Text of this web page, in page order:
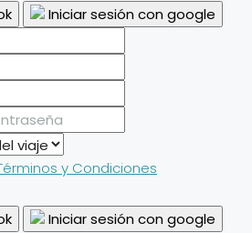
Iniciar sesión con google
y Condiciones
Iniciar sesión con google